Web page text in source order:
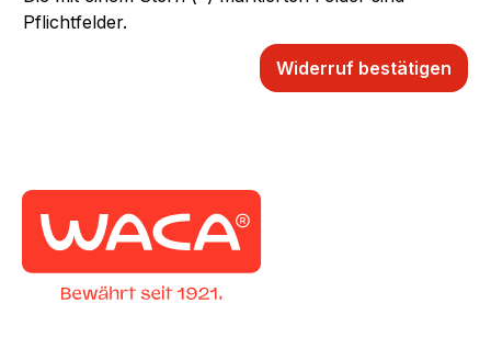
Pflichtfelder.
Widerruf bestätigen